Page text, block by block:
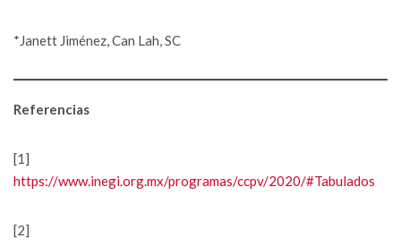
*Janett Jiménez, Can Lah, SC
Referencias
[1]
https://www.inegi.org.mx/programas/ccpv/2020/#Tabulados
[2]